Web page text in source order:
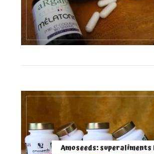
Amoseeds: superaliments